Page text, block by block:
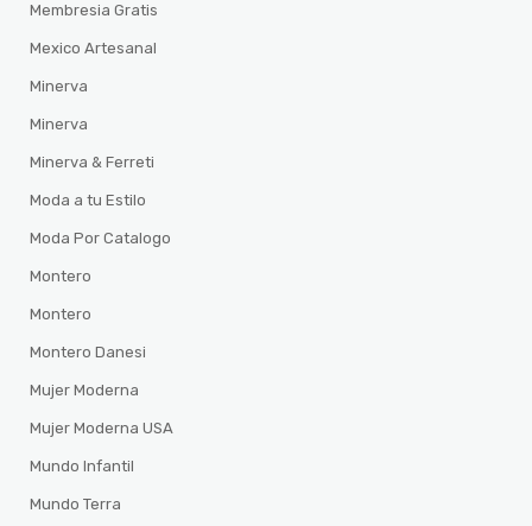
Membresia Gratis
Mexico Artesanal
Minerva
Minerva
Minerva & Ferreti
Moda a tu Estilo
Moda Por Catalogo
Montero
Montero
Montero Danesi
Mujer Moderna
Mujer Moderna USA
Mundo Infantil
Mundo Terra